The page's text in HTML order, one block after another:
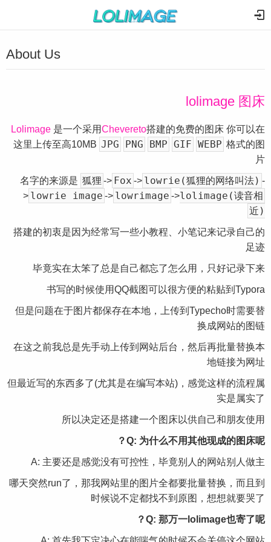
About Us
lolimage 图床
Lolimage 是一个采用Chevereto搭建的免费的图床 你可以在
这里上传至高10MB JPG PNG BMP GIF WEBP 格式的图
片
名字的来源是 狐狸 -> Fox -> lowrie(狐狸的网络叫法) -
> lowrie image -> lowrimage ->lolimage(读音相
近)
搭建的初衷是因为经常写一些小教程、小笔记来记录自己的
足迹
毕竟实在太笨了总是自己都忘了怎么用，只好记录下来
书写的时候使用QQ截图可以很方便的粘贴到Typora
但是问题在于图片都保存在本地，上传到Typecho时需要替
换成网站的图链
在这之前我总是先手动上传到网站后台，然后再批量替换本
地链接为网址
但最近写的东西多了(尤其是在编写本站)，感觉这样的流程属
实是属实了
所以决定还是搭建一个图床以供自己和朋友使用
Q: 为什么不用其他现成的图床呢？
A: 主要还是感觉没有可控性，毕竟别人的网站别人做主
哪天突然run了，那我网站里的图片全都要批量替换，而且到
时候说不定都找不到原图，想想就要哭了
Q: 那万一lolimage也寄了呢？